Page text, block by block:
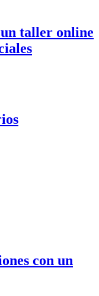
taller online
con un